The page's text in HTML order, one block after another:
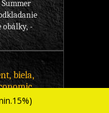
obálky, -
biela,